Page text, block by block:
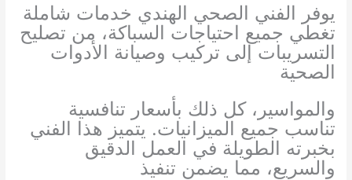
يوفر الفني الصحي الهندي خدمات شاملة
تغطي جميع احتياجات السباكة، من تصليح
التسريبات إلى تركيب وصيانة الأدوات
الصحية
والمواسير، كل ذلك بأسعار تنافسية
تناسب جميع الميزانيات. يتميز هذا الفني
بخبرته الطويلة في العمل الدقيق
والسريع، مما يضمن تنفيذ